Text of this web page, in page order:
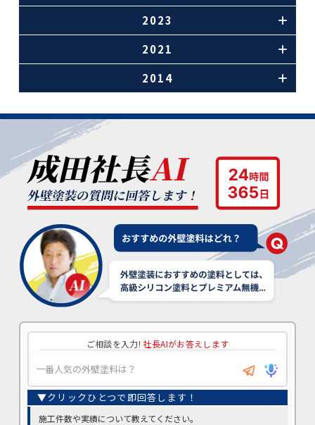
2023
2021
2014
ご相談を入力! 社長AIがお答えします
施工件数や実績について教えてください。